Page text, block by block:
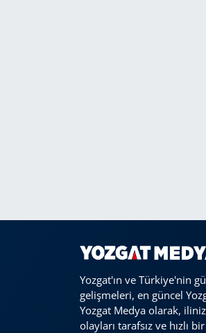
Yozgat'ın ve Türkiye'nin
gelişmeleri, en güncel
Yozgat Medya olarak,
olayları tarafsız ve hızlı